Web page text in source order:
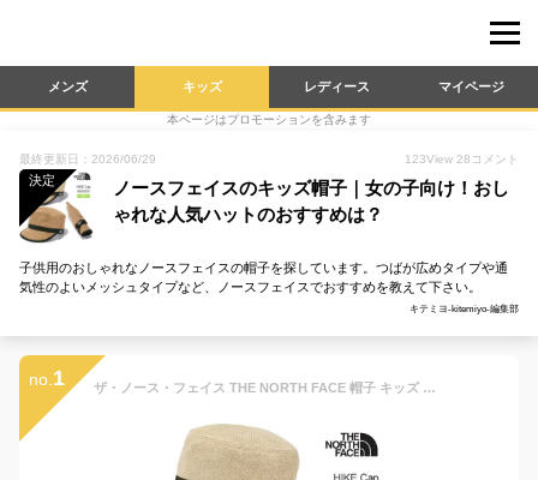
メンズ キッズ レディース マイページ
本ページはプロモーションを含みます
最終更新日：2026/06/29 123View 28 コメント
決定
ノースフェイスのキッズ帽子｜女の子向け！おし
ゃれな人気ハットのおすすめは？
子供用のおしゃれなノースフェイスの帽子を探しています。つばが広めタイプや通
気性のよいメッシュタイプなど、ノースフェイスでおすすめを教えて下さい。
キテミヨ-kitemiyo-編集部
no. 1 ザ・ノース・フェイス THE NORTH FACE 帽子 キッズ レディース ハイクキャップ Kids HIKE Cap NNJ02307 2024SS 2403wann[M便 1/1]【返品交換・ラッピング不可】